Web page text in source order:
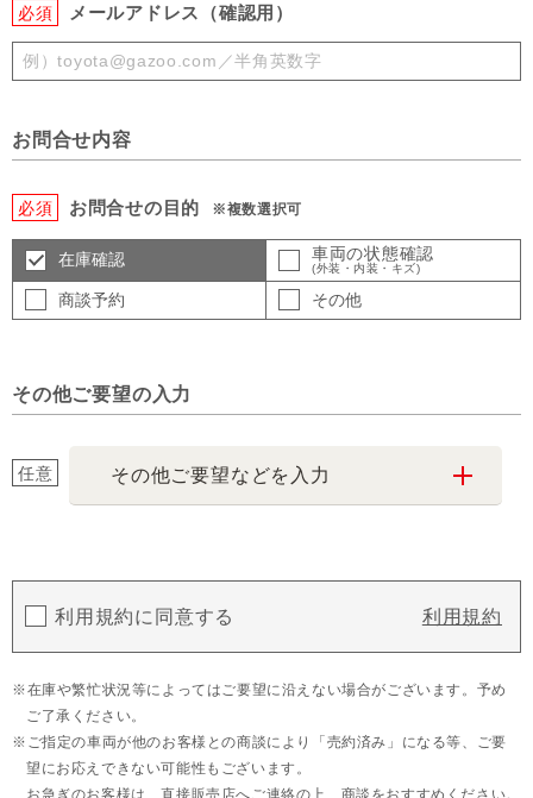
必須 メールアドレス（確認用）
お問合せ内容
必須 お問合せの目的 ※複数選択可
在庫確認 車両の状態確認
(外装・内装・キズ)
商談予約 その他
その他ご要望の入力
任意 その他ご要望などを入力
利用規約に同意する 利用規約
在庫や繁忙状況等によってはご要望に沿えない場合がございます。予め
ご了承ください。
ご指定の車両が他のお客様との商談により「売約済み」になる等、ご要
望にお応えできない可能性もございます。
お急ぎのお客様は、直接販売店へご連絡の上、商談をおすすめください。